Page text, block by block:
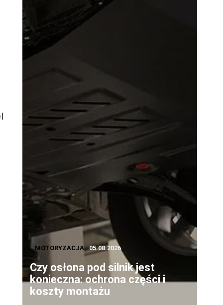
MOTORYZACJA 05.08.2026
Czy osłona pod silnik jest
konieczna: ochrona części i
koszty montażu